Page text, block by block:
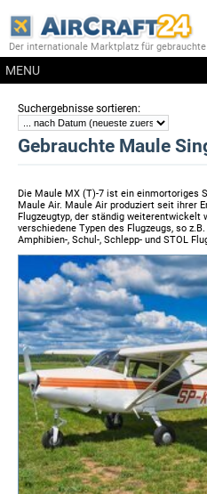
Der internationale Marktplatz für
MENU
Suchergebnisse sortieren:
Gebrauchte Maule
Die Maule MX (T)-7 ist ein einmortoriges
Maule Air. Maule Air produziert seit ihrer
Flugzeugtyp, der ständig weiterentwickelt
verschiedene Typen des Flugzeugs, so
Amphibien-, Schul-, Schlepp- und STOL